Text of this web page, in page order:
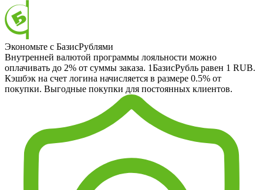
Экономьте с БазисРублями
Внутренней валютой программы лояльности можно
оплачивать до 2% от суммы заказа. 1БазисРубль равен 1 RUB.
Кэшбэк на счет логина начисляется в размере 0.5% от
покупки. Выгодные покупки для постоянных клиентов.